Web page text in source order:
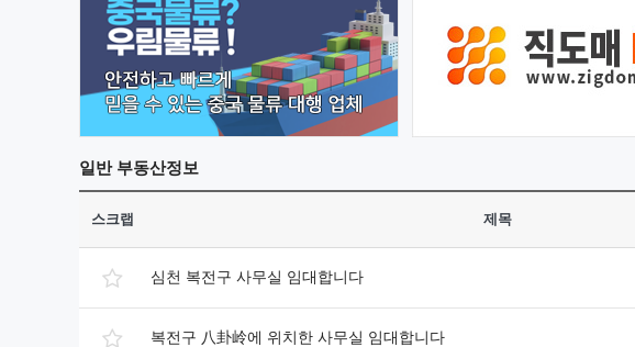
일반부동산정보
스크랩 제목
심천 복전구 사무실 임대합니다
복전구 八卦岭에 위치한 사무실 임대합니다